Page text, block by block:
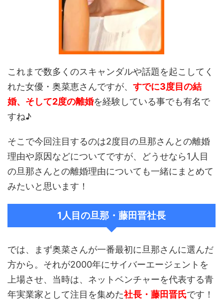
これまで数多くのスキャンダルや話題を起こしてく
れた女優・奥菜恵さんですが、 すでに3度目の結
婚、そして2度の離婚を経験している事でも有名で
すね♪
そこで今回注目するのは2度目の旦那さんとの離婚
理由や原因などについてですが、どうせなら1人目
の旦那さんとの離婚理由についても一緒にまとめて
みたいと思います！
1人目の旦那・藤田晋社長
では、まず奥菜さんが一番最初に旦那さんに選んだ
方から。それが2000年にサイバーエージェントを
上場させ、当時は、ネットベンチャーを代表する青
年実業家として注目を集めた社長・藤田晋氏です！